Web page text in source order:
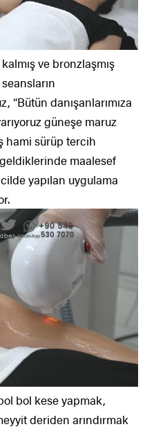
ve bronzlaşmış
danışanlarımıza
güneşe maruz
hami sürüp tercih
maalesef
yapılan uygulama
bol kese yapmak,
deriden arındırmak